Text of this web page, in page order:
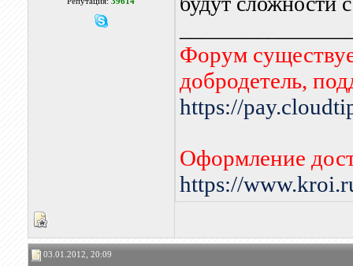
Форум
добродетель,
https://
Оформление
https://
03.01.2012, 20:09